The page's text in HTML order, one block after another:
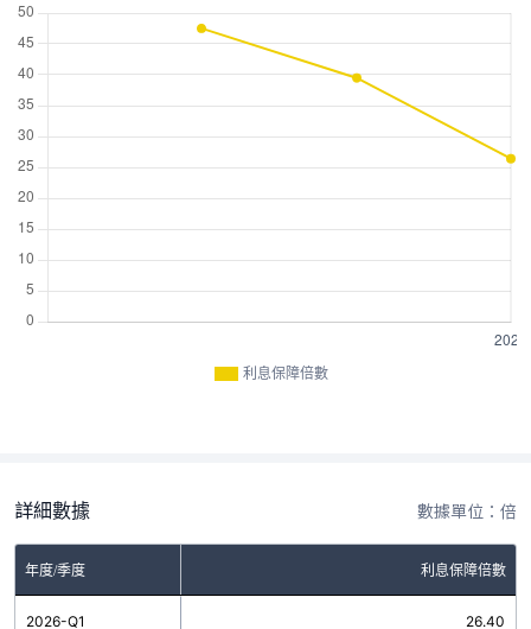
利息保障倍數
詳細數據 數據單位：倍
年度/季度 利息保障倍數
2026-Q1 26.40